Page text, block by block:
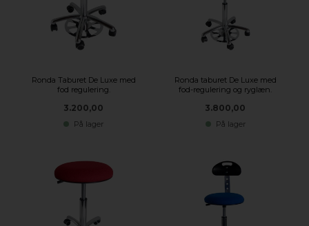
Ronda Taburet De Luxe med
fod regulering.
3.200,00
På lager
Ronda taburet De Luxe med
fod-regulering og ryglæn.
3.800,00
På lager